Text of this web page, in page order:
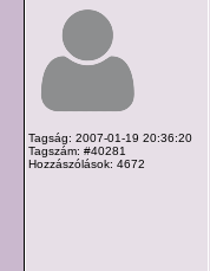
Tagság: 2007-01-19 20:36:20
Tagszám: #40281
Hozzászólások: 4672